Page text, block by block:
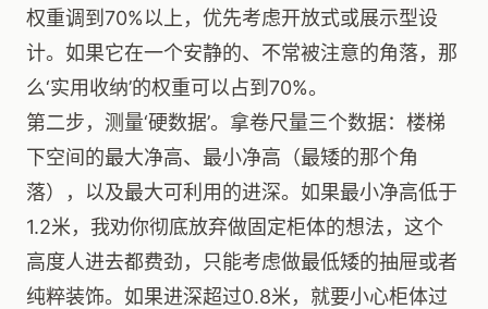
权重调到70%以上，优先考虑开放式或展示型设
计。如果它在一个安静的、不常被注意的角落，那
么‘实用收纳’的权重可以占到70%。
第二步，测量‘硬数据’。拿卷尺量三个数据：楼梯
下空间的最大净高、最小净高（最矮的那个角
落），以及最大可利用的进深。如果最小净高低于
1.2米，我劝你彻底放弃做固定柜体的想法，这个
高度人进去都费劲，只能考虑做最低矮的抽屉或者
纯粹装饰。如果进深超过0.8米，就要小心柜体过